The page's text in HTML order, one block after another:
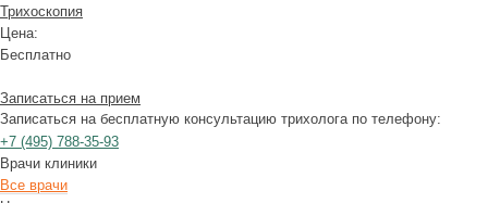
Трихоскопия
Цена:
Бесплатно
Записаться на прием
Записаться на бесплатную консультацию трихолога по телефону:
+7 (495) 788-35-93
Врачи клиники
Все врачи